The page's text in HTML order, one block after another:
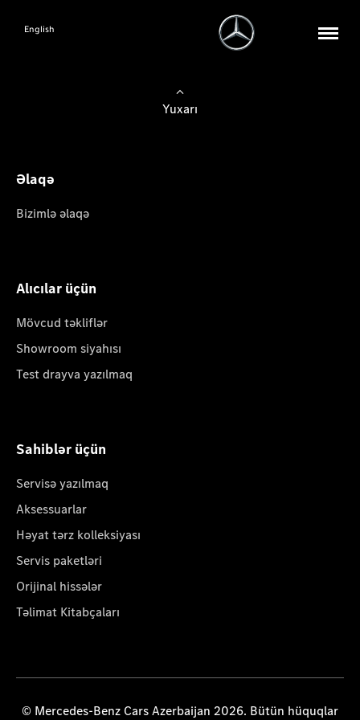
English
Yuxarı
Əlaqə
Bizimlə əlaqə
Alıcılar üçün
Mövcud təkliflər
Showroom siyahısı
Test drayva yazılmaq
Sahiblər üçün
Servisə yazılmaq
Aksessuarlar
Həyat tərz kolleksiyası
Servis paketləri
Orijinal hissələr
Təlimat Kitabçaları
© Mercedes-Benz Cars Azerbaijan 2026. Bütün hüquqlar